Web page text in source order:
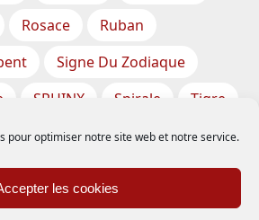
pour optimiser notre site web et notre service.
les cookies
Rosace
Ruban
Signe Du Zodiaque
SPHINX Spirale
Tigre
Train
Tresse
Tête Vase
Étoile